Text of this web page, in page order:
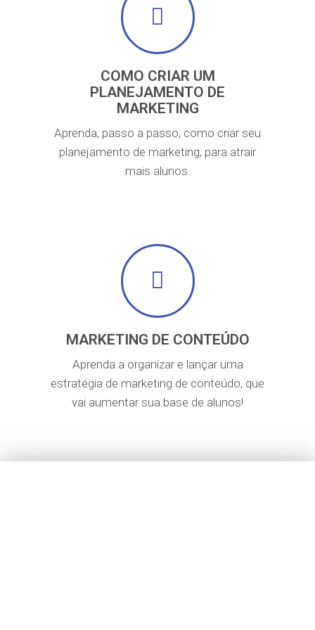
COMO CRIAR UM
PLANEJAMENTO DE
MARKETING
Aprenda, passo a passo, como criar seu
planejamento de marketing, para atrair
mais alunos.
MARKETING DE CONTEÚDO
Aprenda a organizar e lançar uma
estratégia de marketing de conteúdo, que
vai aumentar sua base de alunos!